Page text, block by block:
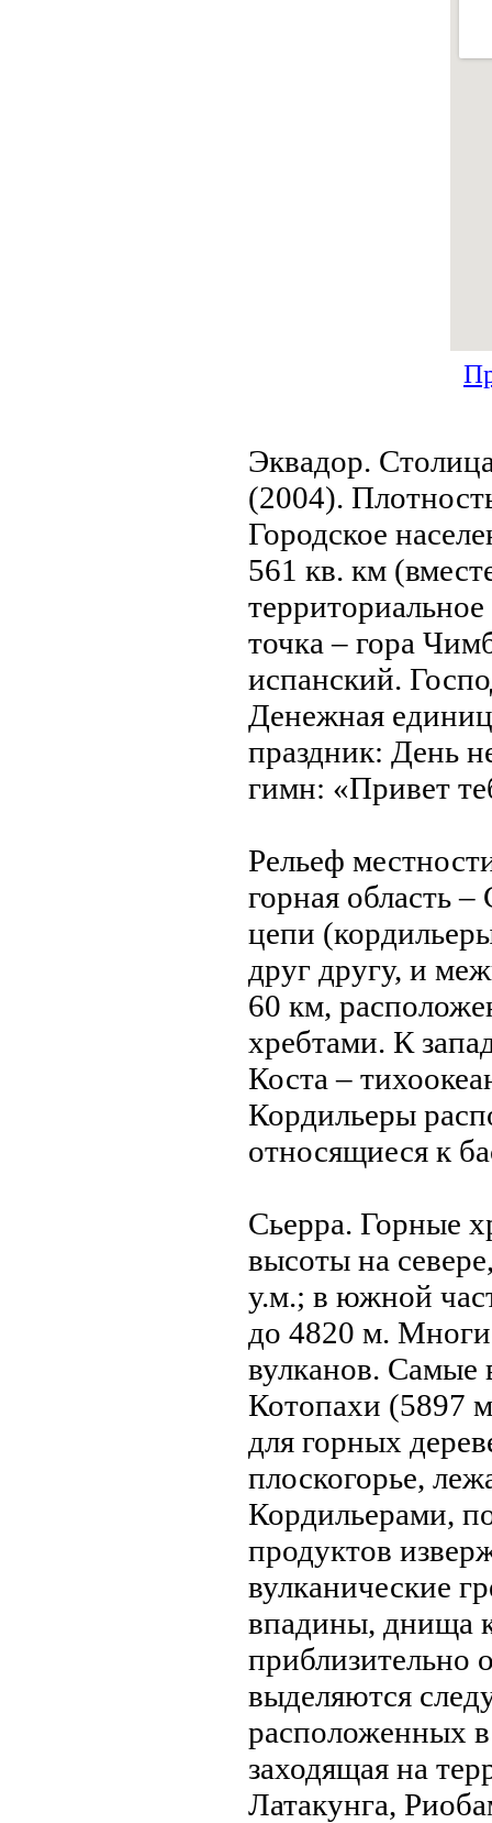
Эквадор.
(2004).
Городское
561 кв. км
точка – гора
испанский.
Денeжная
праздник: День
гимн: «Привет
Рельеф
горная область
цепи
друг другу, и
60 км,
хребтами. К
Коста –
Кордильеры
относящиеся к
Сьерра. Горные
высоты на
у.м.; в южной
до 4820 м.
вулканов. Самые
Котопахи (5897
для горных
плоскогорье,
Кордильерами,
продуктов
вулканические
впадины, днища
приблизительно
выделяются
расположенных
заходящая на
Латакунга,